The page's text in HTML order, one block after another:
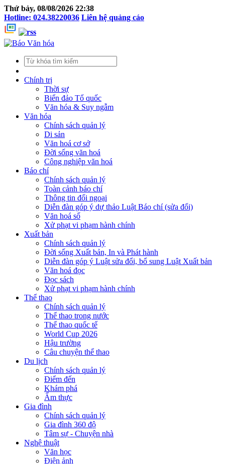
Thứ bảy, 08/08/2026 22:38
Hotline: 024.38220036 Liên hệ quảng cáo
Chính trị
Thời sự
Biển đảo Tổ quốc
Văn hóa & Suy ngẫm
Văn hóa
Chính sách quản lý
Di sản
Văn hoá cơ sở
Đời sống văn hoá
Công nghiệp văn hoá
Báo chí
Chính sách quản lý
Toàn cảnh báo chí
Thông tin đối ngoại
Diễn đàn góp ý dự thảo Luật Báo chí (sửa đổi)
Văn hoá số
Xử phạt vi phạm hành chính
Xuất bản
Chính sách quản lý
Đời sống Xuất bản, In và Phát hành
Diễn đàn góp ý Luật sửa đổi, bổ sung Luật Xuất bản
Văn hoá đọc
Đọc sách
Xử phạt vi phạm hành chính
Thể thao
Chính sách quản lý
Thể thao trong nước
Thể thao quốc tế
World Cup 2026
Hậu trường
Câu chuyện thể thao
Du lịch
Chính sách quản lý
Điểm đến
Khám phá
Ẩm thực
Gia đình
Chính sách quản lý
Gia đình 360 độ
Tâm sự - Chuyện nhà
Nghệ thuật
Văn học
Điện ảnh